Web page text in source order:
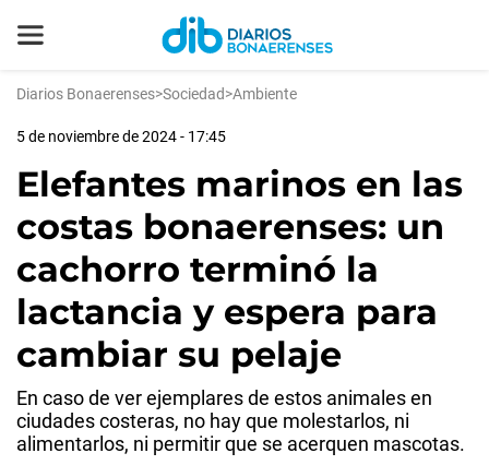
Diarios Bonaerenses>Sociedad>Ambiente
5 de noviembre de 2024 - 17:45
Elefantes marinos en las
costas bonaerenses: un
cachorro terminó la
lactancia y espera para
cambiar su pelaje
En caso de ver ejemplares de estos animales en
ciudades costeras, no hay que molestarlos, ni
alimentarlos, ni permitir que se acerquen mascotas.